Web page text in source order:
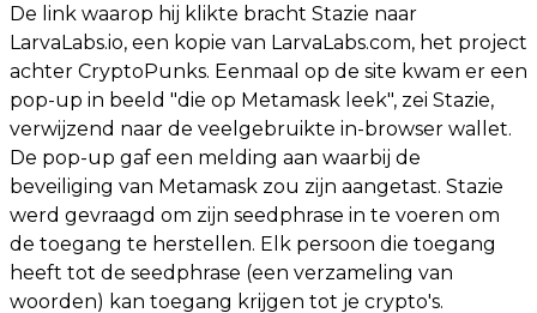
De link waarop hij klikte bracht Stazie naar
LarvaLabs.io, een kopie van LarvaLabs.com, het project
achter CryptoPunks. Eenmaal op de site kwam er een
pop-up in beeld "die op Metamask leek", zei Stazie,
verwijzend naar de veelgebruikte in-browser wallet.
De pop-up gaf een melding aan waarbij de
beveiliging van Metamask zou zijn aangetast. Stazie
werd gevraagd om zijn seedphrase in te voeren om
de toegang te herstellen. Elk persoon die toegang
heeft tot de seedphrase (een verzameling van
woorden) kan toegang krijgen tot je crypto's.